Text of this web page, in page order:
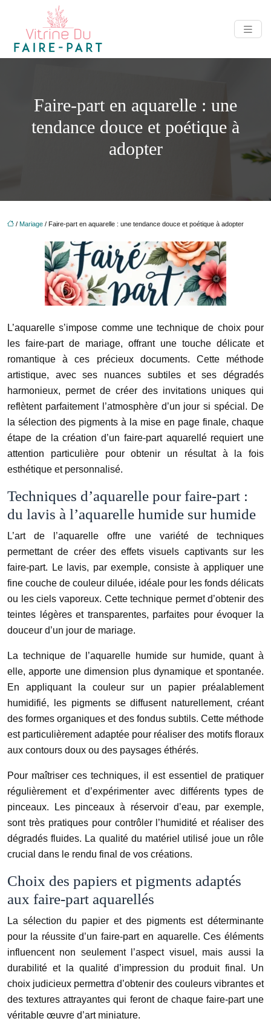
Faire-part en aquarelle : une
tendance douce et poétique à
adopter
/ Mariage / Faire-part en aquarelle : une tendance douce et poétique à adopter
L’aquarelle s’impose comme une technique de choix pour
les faire-part de mariage, offrant une touche délicate et
romantique à ces précieux documents. Cette méthode
artistique, avec ses nuances subtiles et ses dégradés
harmonieux, permet de créer des invitations uniques qui
reflètent parfaitement l’atmosphère d’un jour si spécial. De
la sélection des pigments à la mise en page finale, chaque
étape de la création d’un faire-part aquarellé requiert une
attention particulière pour obtenir un résultat à la fois
esthétique et personnalisé.
Techniques d’aquarelle pour faire-part :
du lavis à l’aquarelle humide sur humide
L’art de l’aquarelle offre une variété de techniques
permettant de créer des effets visuels captivants sur les
faire-part. Le lavis, par exemple, consiste à appliquer une
fine couche de couleur diluée, idéale pour les fonds délicats
ou les ciels vaporeux. Cette technique permet d’obtenir des
teintes légères et transparentes, parfaites pour évoquer la
douceur d’un jour de mariage.
La technique de l’aquarelle humide sur humide, quant à
elle, apporte une dimension plus dynamique et spontanée.
En appliquant la couleur sur un papier préalablement
humidifié, les pigments se diffusent naturellement, créant
des formes organiques et des fondus subtils. Cette méthode
est particulièrement adaptée pour réaliser des motifs floraux
aux contours doux ou des paysages éthérés.
Pour maîtriser ces techniques, il est essentiel de pratiquer
régulièrement et d’expérimenter avec différents types de
pinceaux. Les pinceaux à réservoir d’eau, par exemple,
sont très pratiques pour contrôler l’humidité et réaliser des
dégradés fluides. La qualité du matériel utilisé joue un rôle
crucial dans le rendu final de vos créations.
Choix des papiers et pigments adaptés
aux faire-part aquarellés
La sélection du papier et des pigments est déterminante
pour la réussite d’un faire-part en aquarelle. Ces éléments
influencent non seulement l’aspect visuel, mais aussi la
durabilité et la qualité d’impression du produit final. Un
choix judicieux permettra d’obtenir des couleurs vibrantes et
des textures attrayantes qui feront de chaque faire-part une
véritable œuvre d’art miniature.